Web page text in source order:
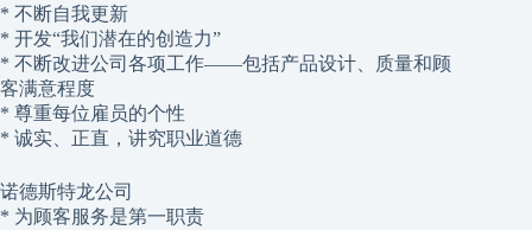
* 不断自我更新
* 开发“我们潜在的创造力”
* 不断改进公司各项工作——包括产品设计、质量和顾
客满意程度
* 尊重每位雇员的个性
* 诚实、正直，讲究职业道德
诺德斯特龙公司
* 为顾客服务是第一职责